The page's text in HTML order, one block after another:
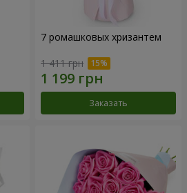
7 ромашковых хризантем
1 411 грн
Заказать